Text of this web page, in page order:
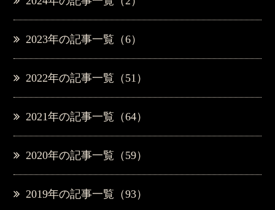
2023年の記事一覧（6）
2022年の記事一覧（51）
2021年の記事一覧（64）
2020年の記事一覧（59）
2019年の記事一覧（93）